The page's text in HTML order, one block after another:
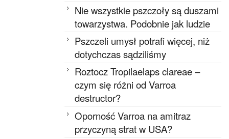
Nie wszystkie pszczoły są duszami
towarzystwa. Podobnie jak ludzie
Pszczeli umysł potrafi więcej, niż
dotychczas sądziliśmy
Roztocz Tropilaelaps clareae –
czym się różni od Varroa
destructor?
Oporność Varroa na amitraz
przyczyną strat w USA?